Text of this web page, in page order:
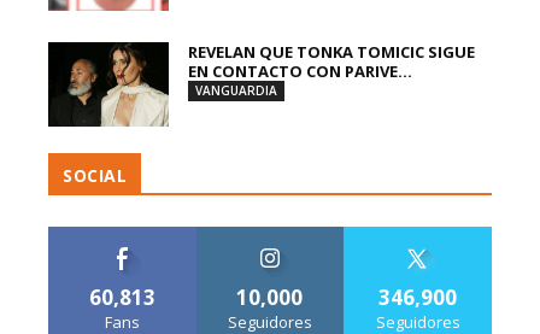
REVELAN QUE TONKA TOMICIC SIGUE
EN CONTACTO CON PARIVE...
VANGUARDIA
SOCIAL
60,813
Fans
10,000
Seguidores
346,900
Seguidores